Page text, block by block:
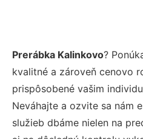
Prerábka Kalinkovo?
kvalitné a zároveň cenovo
prispôsobené vašim
Neváhajte a ozvite sa nám
služieb dbáme nielen na